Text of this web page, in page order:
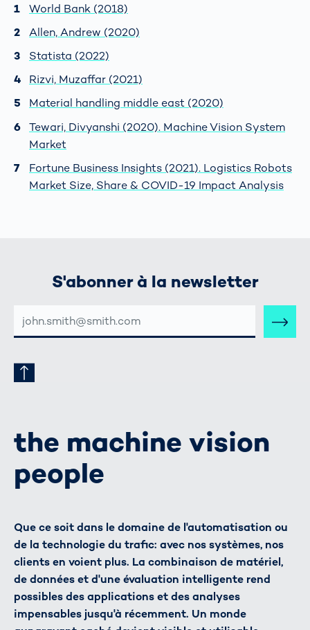
World Bank (2018)
Allen, Andrew (2020)
Statista (2022)
Rizvi, Muzaffar (2021)
Material handling middle east (2020)
Tewari, Divyanshi (2020). Machine Vision System
Market
Fortune Business Insights (2021). Logistics Robots
Market Size, Share & COVID-19 Impact Analysis
S'abonner à la newsletter
MAIL
the machine vision
people
Que ce soit dans le domaine de l'automatisation ou
de la technologie du trafic: avec nos systèmes, nos
clients en voient plus. La combinaison de matériel,
de données et d'une évaluation intelligente rend
possibles des applications et des analyses
impensables jusqu'à récemment. Un monde